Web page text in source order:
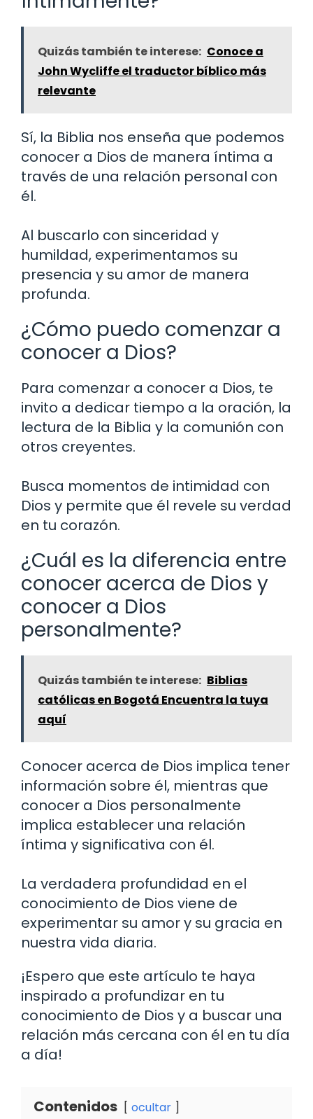
Quizás también te interese: Conoce a
John Wycliffe el traductor bíblico más
relevante
Sí, la Biblia nos enseña que podemos
conocer a Dios de manera íntima a
través de una relación personal con
él.
Al buscarlo con sinceridad y
humildad, experimentamos su
presencia y su amor de manera
profunda.
¿Cómo puedo comenzar a
conocer a Dios?
Para comenzar a conocer a Dios, te
invito a dedicar tiempo a la oración, la
lectura de la Biblia y la comunión con
otros creyentes.
Busca momentos de intimidad con
Dios y permite que él revele su verdad
en tu corazón.
¿Cuál es la diferencia entre
conocer acerca de Dios y
conocer a Dios
personalmente?
Quizás también te interese: Biblias
católicas en Bogotá Encuentra la tuya
aquí
Conocer acerca de Dios implica tener
información sobre él, mientras que
conocer a Dios personalmente
implica establecer una relación
íntima y significativa con él.
La verdadera profundidad en el
conocimiento de Dios viene de
experimentar su amor y su gracia en
nuestra vida diaria.
¡Espero que este artículo te haya
inspirado a profundizar en tu
conocimiento de Dios y a buscar una
relación más cercana con él en tu día
a día!
Contenidos ocultar